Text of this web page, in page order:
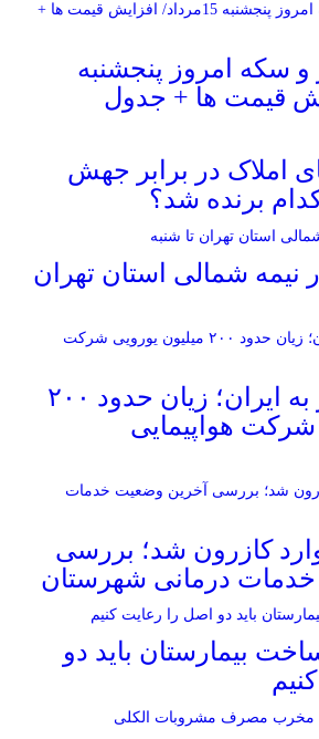
و سکه امروز پنجشنبه
املاک در برابر جهش
برنده شد؟
نیمه شمالی استان تهران
پیامدهای تجاوز به ایران؛ زیان حدود ۲۰۰
شرکت هواپیمایی
کازرون شد؛ بررسی
درمانی شهرستان
بیمارستان باید دو